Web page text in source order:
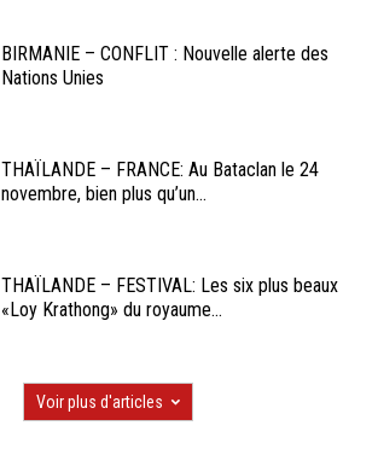
BIRMANIE – CONFLIT : Nouvelle alerte des
Nations Unies
THAÏLANDE – FRANCE: Au Bataclan le 24
novembre, bien plus qu’un...
THAÏLANDE – FESTIVAL: Les six plus beaux
«Loy Krathong» du royaume...
Voir plus d'articles